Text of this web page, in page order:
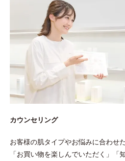
カウンセリング
お客様の肌タイプやお悩みに合わせ
「お買い物を楽しんでいただく」「